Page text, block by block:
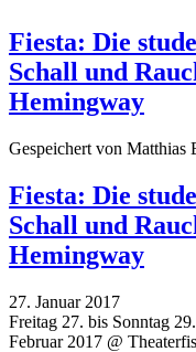
Fiesta: Die
Schall und
Hemingway
Gespeichert von Matthias
Fiesta: Die
Schall und
Hemingway
27. Januar 2017
Freitag 27. bis Sonntag
Februar 2017 @